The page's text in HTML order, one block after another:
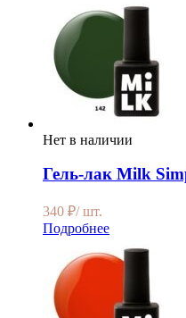
Нет в наличии
Гель-лак Milk
340 ₽/ шт.
Подробнее